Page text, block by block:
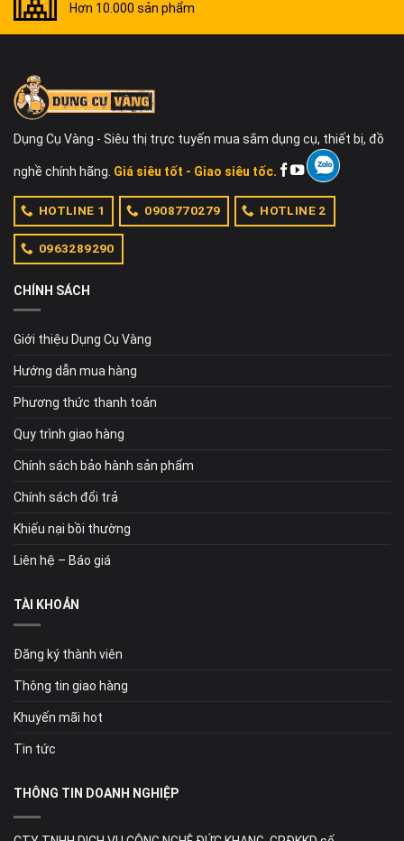
Hơn 10.000 sản phẩm
Dụng Cụ Vàng - Siêu thị trực tuyến mua sắm dụng cụ, thiết bị, đồ
nghề chính hãng. Giá siêu tốt - Giao siêu tốc.
HOTLINE 1 0908770279 HOTLINE 2
0963289290
CHÍNH SÁCH
Giới thiệu Dụng Cụ Vàng
Hướng dẫn mua hàng
Phương thức thanh toán
Quy trình giao hàng
Chính sách bảo hành sản phẩm
Chính sách đổi trả
Khiếu nại bồi thường
Liên hệ – Báo giá
TÀI KHOẢN
Đăng ký thành viên
Thông tin giao hàng
Khuyến mãi hot
Tin tức
THÔNG TIN DOANH NGHIỆP